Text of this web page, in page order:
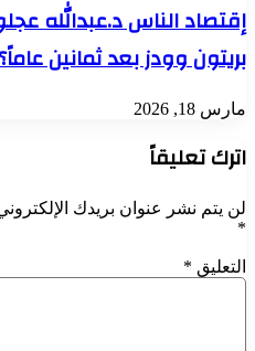
إقتصاد الناس د.عبدالله
بريتون وودز بعد ثمانين
مارس 18, 2026
اترك تعليقاً
لن يتم نشر عنوان بريدك
*
التعليق *